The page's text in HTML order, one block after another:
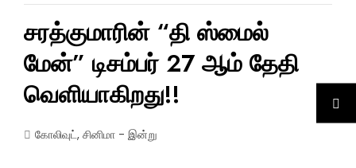
சரத்குமாரின் “தி ஸ்மைல்
மேன்” டிசம்பர் 27 ஆம் தேதி
வெளியாகிறது!!
கோலிவுட், சினிமா - இன்று